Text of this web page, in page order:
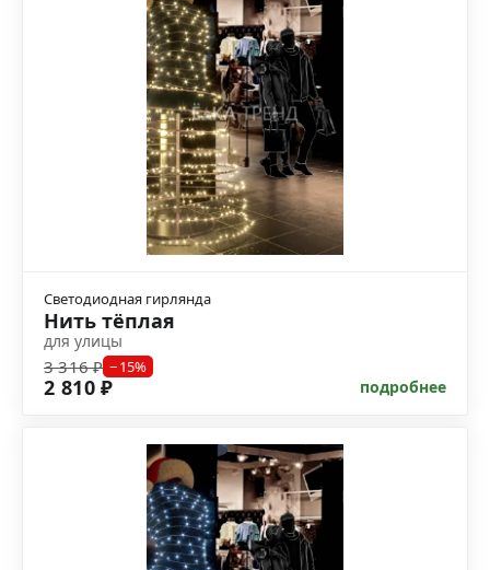
Светодиодная гирлянда
Нить тёплая
для улицы
3 316 ₽ −15%
2 810 ₽ подробнее